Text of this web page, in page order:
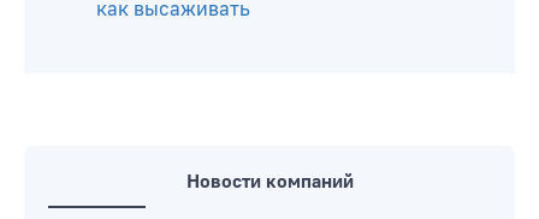
Когда высаживать огурцы на рассаду:
как высаживать